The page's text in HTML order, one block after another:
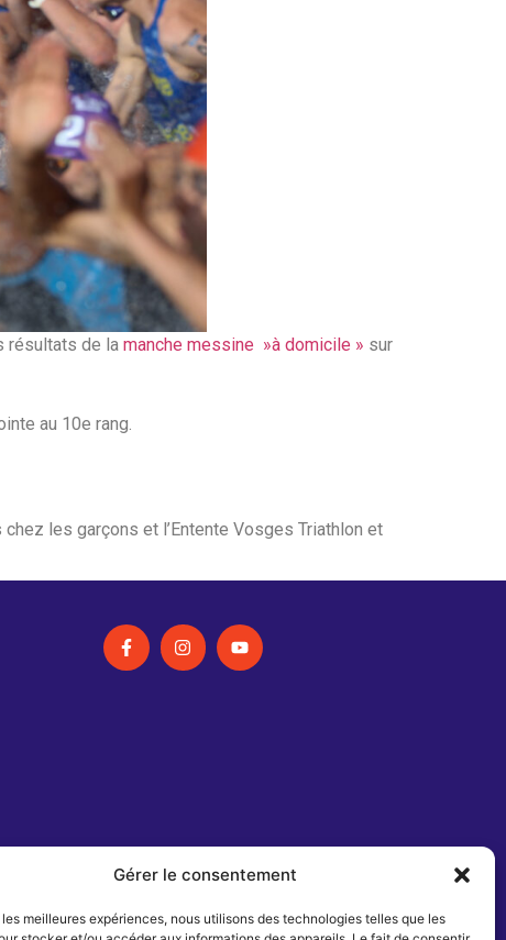
Gérer le consentement
meilleures expériences, nous utilisons des technologies telles que les
résultats de la manche messine »à domicile » sur
au 10e rang.
les garçons et l’Entente Vosges Triathlon et